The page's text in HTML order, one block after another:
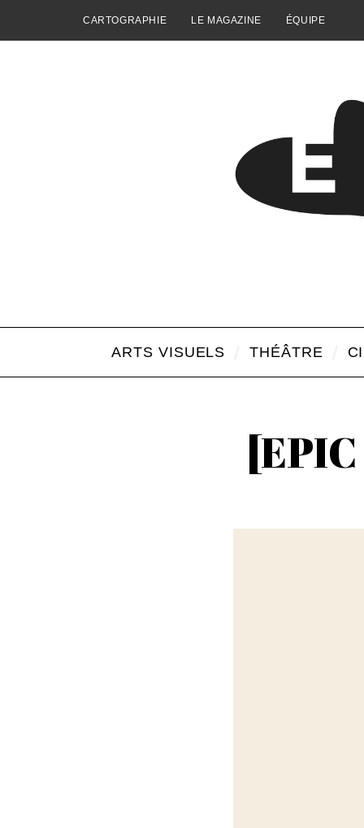
CARTOGRAPHIE LE MAGAZINE ÉQUIPE
ARTS VISUELS THÉÂTRE